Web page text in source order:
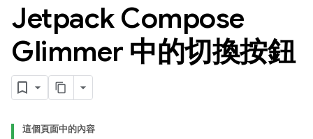
Jetpack Compose
Glimmer 中的切換按鈕
這個頁面中的內容